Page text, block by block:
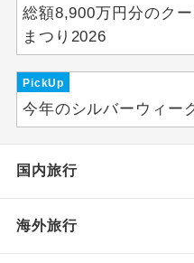
総額8,900万円分のク
まつり2026
PickUp
今年のシルバーウィー
国内旅行
海外旅行